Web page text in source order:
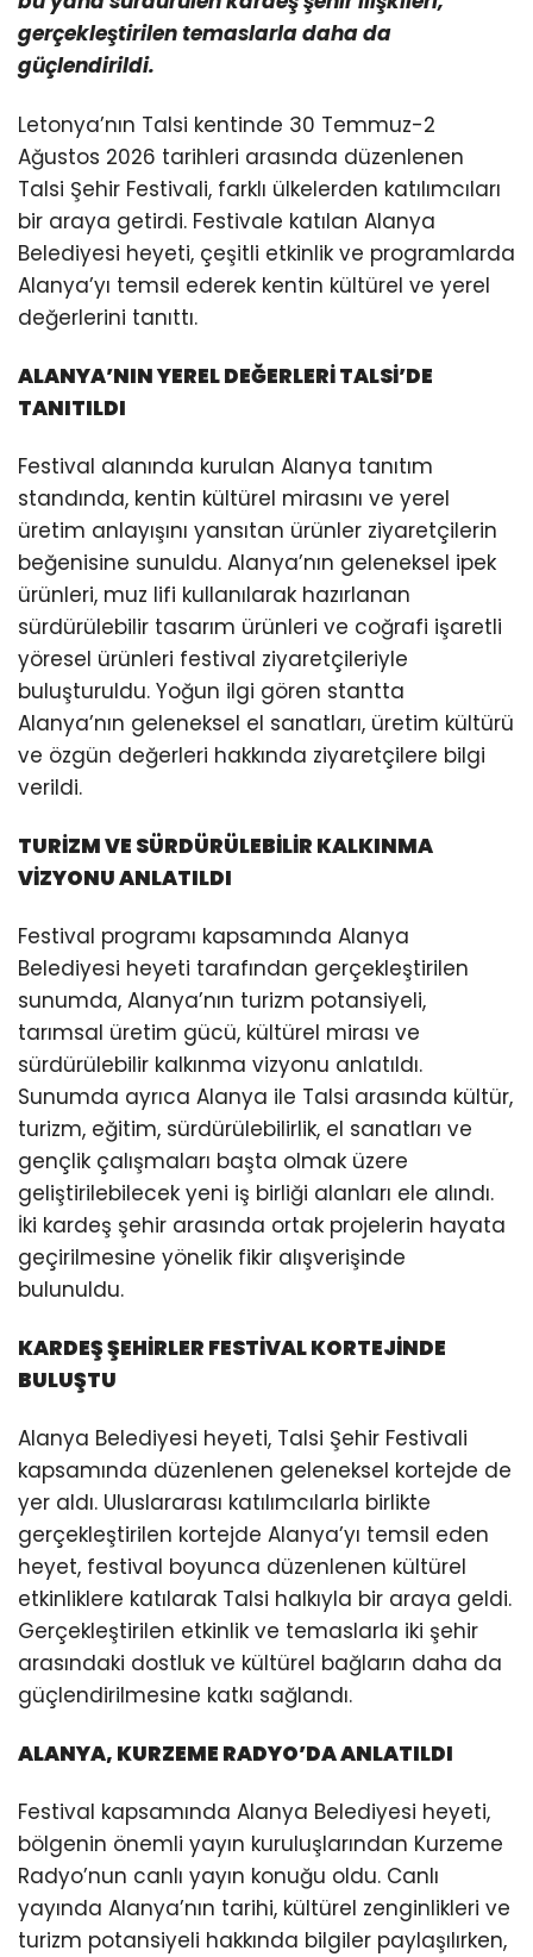
gerçekleştirilen temaslarla daha da
güçlendirildi.
Letonya’nın Talsi kentinde 30 Temmuz-2
Ağustos 2026 tarihleri arasında düzenlenen
Talsi Şehir Festivali, farklı ülkelerden katılımcıları
bir araya getirdi. Festivale katılan Alanya
Belediyesi heyeti, çeşitli etkinlik ve programlarda
Alanya’yı temsil ederek kentin kültürel ve yerel
değerlerini tanıttı.
ALANYA’NIN YEREL DEĞERLERİ TALSİ’DE
TANITILDI
Festival alanında kurulan Alanya tanıtım
standında, kentin kültürel mirasını ve yerel
üretim anlayışını yansıtan ürünler ziyaretçilerin
beğenisine sunuldu. Alanya’nın geleneksel ipek
ürünleri, muz lifi kullanılarak hazırlanan
sürdürülebilir tasarım ürünleri ve coğrafi işaretli
yöresel ürünleri festival ziyaretçileriyle
buluşturuldu. Yoğun ilgi gören stantta
Alanya’nın geleneksel el sanatları, üretim kültürü
ve özgün değerleri hakkında ziyaretçilere bilgi
verildi.
TURİZM VE SÜRDÜRÜLEBİLİR KALKINMA
VİZYONU ANLATILDI
Festival programı kapsamında Alanya
Belediyesi heyeti tarafından gerçekleştirilen
sunumda, Alanya’nın turizm potansiyeli,
tarımsal üretim gücü, kültürel mirası ve
sürdürülebilir kalkınma vizyonu anlatıldı.
Sunumda ayrıca Alanya ile Talsi arasında kültür,
turizm, eğitim, sürdürülebilirlik, el sanatları ve
gençlik çalışmaları başta olmak üzere
geliştirilebilecek yeni iş birliği alanları ele alındı.
İki kardeş şehir arasında ortak projelerin hayata
geçirilmesine yönelik fikir alışverişinde
bulunuldu.
KARDEŞ ŞEHİRLER FESTİVAL KORTEJİNDE
BULUŞTU
Alanya Belediyesi heyeti, Talsi Şehir Festivali
kapsamında düzenlenen geleneksel kortejde de
yer aldı. Uluslararası katılımcılarla birlikte
gerçekleştirilen kortejde Alanya’yı temsil eden
heyet, festival boyunca düzenlenen kültürel
etkinliklere katılarak Talsi halkıyla bir araya geldi.
Gerçekleştirilen etkinlik ve temaslarla iki şehir
arasındaki dostluk ve kültürel bağların daha da
güçlendirilmesine katkı sağlandı.
ALANYA, KURZEME RADYO’DA ANLATILDI
Festival kapsamında Alanya Belediyesi heyeti,
bölgenin önemli yayın kuruluşlarından Kurzeme
Radyo’nun canlı yayın konuğu oldu. Canlı
yayında Alanya’nın tarihi, kültürel zenginlikleri ve
turizm potansiyeli hakkında bilgiler paylaşılırken,